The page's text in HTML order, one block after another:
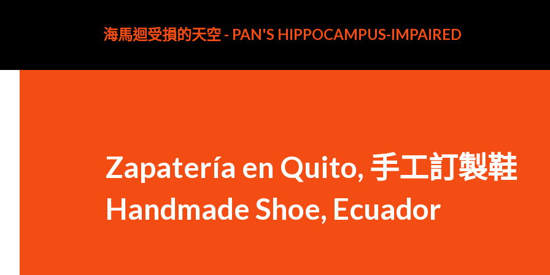
海馬迴受損的天空 - PAN'S HIPPOCAMPUS-IMPAIRED
Zapatería en Quito, 手工訂製鞋
Handmade Shoe, Ecuador